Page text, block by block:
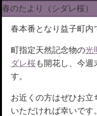
春のたより（シダレ桜）
春本番となり益子町内
町指定天然記念物の光
ダレ桜も開花し、今
す。
お近くの方はぜひお立
いただければ幸いです。